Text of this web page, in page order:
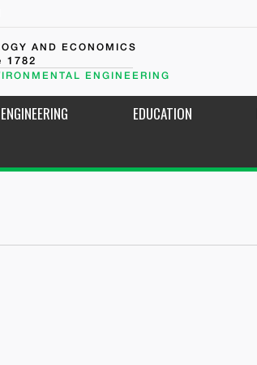
AND ECONOMICS
1782
ENGINEERING
EDUCATION